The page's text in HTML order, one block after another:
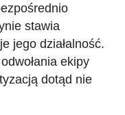
stawia
jego działalność.
ekipy
dotąd nie